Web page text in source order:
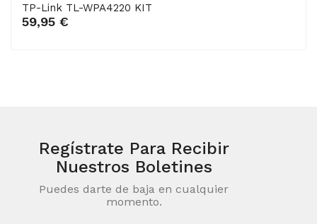
TP-Link TL-WPA4220 KIT
59,95 €
Añadir al carrito
Regístrate Para Recibir
Nuestros Boletines
Puedes darte de baja en cualquier
momento.